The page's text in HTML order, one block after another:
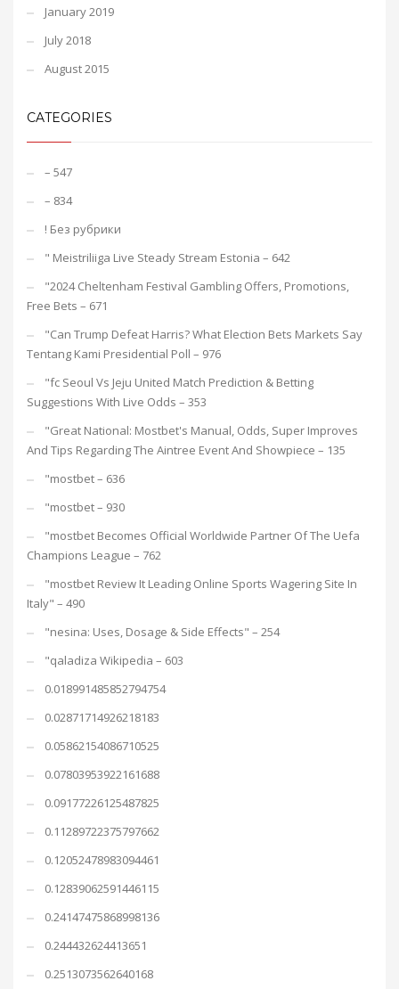
January 2019
July 2018
August 2015
CATEGORIES
– 547
– 834
! Без рубрики
"️ Meistriliiga Live Steady Stream Estonia – 642
"2024 Cheltenham Festival Gambling Offers, Promotions,
Free Bets – 671
"Can Trump Defeat Harris? What Election Bets Markets Say
Tentang Kami Presidential Poll – 976
"fc Seoul Vs Jeju United Match Prediction & Betting
Suggestions With Live Odds – 353
"Great National: Mostbet's Manual, Odds, Super Improves
And Tips Regarding The Aintree Event And Showpiece – 135
"mostbet – 636
"mostbet – 930
"mostbet Becomes Official Worldwide Partner Of The Uefa
Champions League – 762
"mostbet Review It Leading Online Sports Wagering Site In
Italy" – 490
"nesina: Uses, Dosage & Side Effects" – 254
"qaladiza Wikipedia – 603
0.018991485852794754
0.02871714926218183
0.05862154086710525
0.07803953922161688
0.09177226125487825
0.11289722375797662
0.12052478983094461
0.12839062591446115
0.24147475868998136
0.244432624413651
0.2513073562640168